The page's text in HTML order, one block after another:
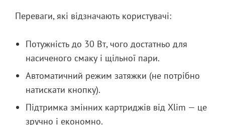
Переваги, які відзначають користувачі:
Потужність до 30 Вт, чого достатньо для
насиченого смаку і щільної пари.
Автоматичний режим затяжки (не потрібно
натискати кнопку).
Підтримка змінних картриджів від Xlim — це
зручно і економно.